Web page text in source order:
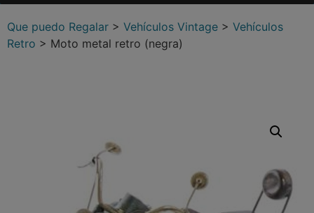
Que puedo Regalar > Vehículos Vintage > Vehículos
Retro > Moto metal retro (negra)